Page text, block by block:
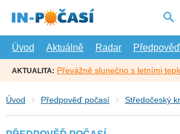
hlavní
Úvod
Aktuálně Radar Předpověď
AKTUALITA: Převážně slunečno s letními
Úvod Předpověď počasí Středočeský